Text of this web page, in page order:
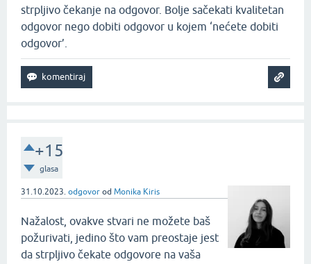
strpljivo čekanje na odgovor. Bolje sačekati kvalitetan
odgovor nego dobiti odgovor u kojem ‘nećete dobiti
odgovor’.
+15
glasa
31.10.2023. odgovor od Monika Kiris
Nažalost, ovakve stvari ne možete baš
požurivati, jedino što vam preostaje jest
da strpljivo čekate odgovore na vaša